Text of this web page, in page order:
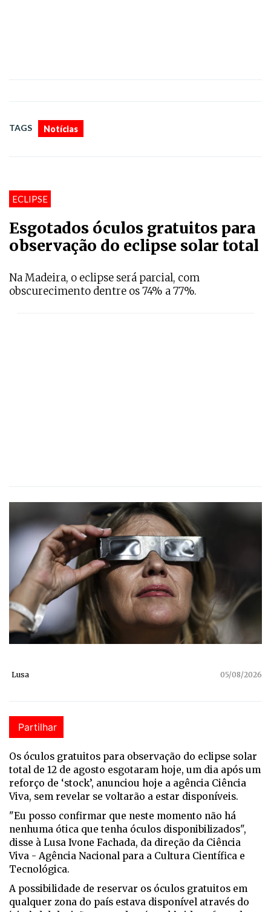
TAGS Notícias
ECLIPSE
Esgotados óculos gratuitos para
observação do eclipse solar total
Na Madeira, o eclipse será parcial, com
obscurecimento dentre os 74% a 77%.
Lusa 05/08/2026
Partilhar
Os óculos gratuitos para observação do eclipse solar
total de 12 de agosto esgotaram hoje, um dia após um
reforço de ‘stock’, anunciou hoje a agência Ciência
Viva, sem revelar se voltarão a estar disponíveis.
"Eu posso confirmar que neste momento não há
nenhuma ótica que tenha óculos disponibilizados",
disse à Lusa Ivone Fachada, da direção da Ciência
Viva - Agência Nacional para a Cultura Científica e
Tecnológica.
A possibilidade de reservar os óculos gratuitos em
qualquer zona do país estava disponível através do